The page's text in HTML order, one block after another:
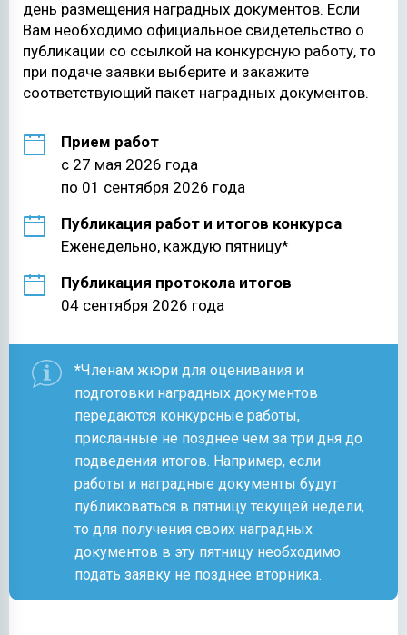
день размещения наградных документов. Если
Вам необходимо официальное свидетельство о
публикации со ссылкой на конкурсную работу, то
при подаче заявки выберите и закажите
соответствующий пакет наградных документов.
Прием работ
с 27 мая 2026 года
по 01 сентября 2026 года
Публикация работ и итогов конкурса
Еженедельно, каждую пятницу*
Публикация протокола итогов
04 сентября 2026 года
*Членам жюри для оценивания и
подготовки наградных документов
передаются конкурсные работы,
присланные не позднее чем за три дня до
подведения итогов. Например, если
работы и наградные документы будут
публиковаться в пятницу текущей недели,
то для получения своих наградных
документов в эту пятницу необходимо
подать заявку не позднее вторника.